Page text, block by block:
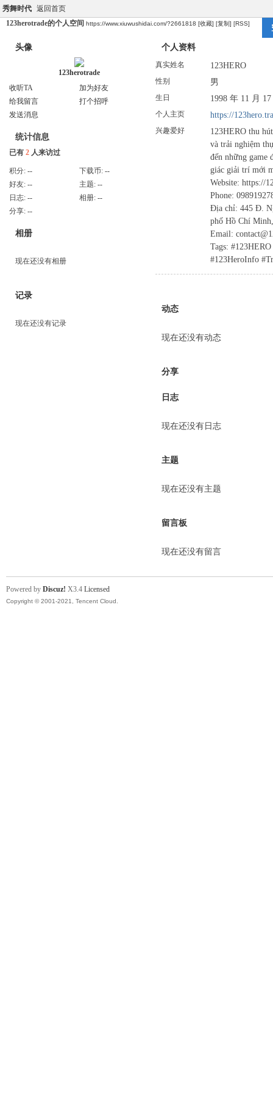
秀舞时代 返回首页
123herotrade的个人空间 https://www.xiuwushidai.com/?2661818 [收藏] [复制] [RSS]
头像
123herotrade
收听TA
加为好友
给我留言
打个招呼
发送消息
统计信息
已有 2 人来访过
积分: -- 下载币: --
好友: -- 主题: --
日志: -- 相册: --
分享: --
相册
现在还没有相册
记录
现在还没有记录
个人资料
真实姓名 123HERO
性别 男
生日 1998 年 11 月
个人主页 https://
兴趣爱好
123HERO thu
và trải nghiệm
đến những game
giác giải trí mới
Website: https://
Phone:
Địa chỉ: 445 Đ.
phố Hồ Chí
Email:
Tags:
#123HeroInfo
动态
现在还没有动态
分享
日志
现在还没有日志
主题
现在还没有主题
留言板
现在还没有留言
Powered by Discuz! X3.4 Licensed
Copyright © 2001-2021, Tencent Cloud.